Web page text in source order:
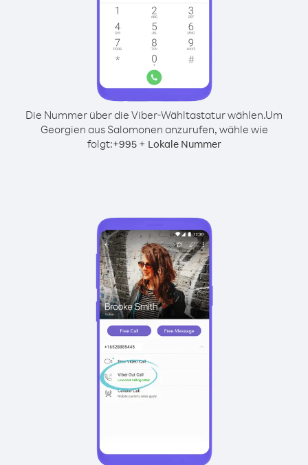
Die Nummer über die Viber-Wähltastatur wählen.Um
Georgien aus Salomonen anzurufen, wähle wie
folgt:+995+ Lokale Nummer